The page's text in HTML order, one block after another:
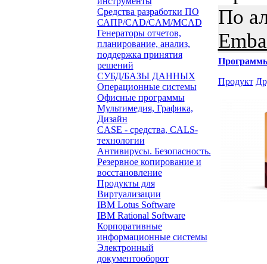
Средства разработки ПО
САПР/CAD/CAM/MCAD
Генераторы отчетов,
планирование, анализ,
поддержка принятия
решений
СУБД/БАЗЫ ДАННЫХ
Операционные системы
Офисные программы
Мультимедия, Графика,
Дизайн
CASE - средства, CALS-
технологии
Антивирусы. Безопасность.
Резервное копирование и
восстановление
Продукты для
Виртуализации
IBM Lotus Software
IBM Rational Software
Корпоративные
информационные системы
Электронный
документооборот
По
Продукт